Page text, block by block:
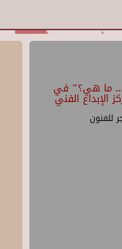
ما هي؟" في
الإبداع الفني
للفنون